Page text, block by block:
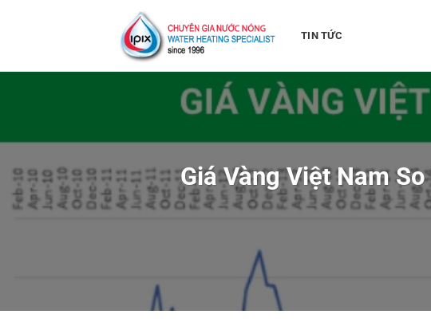
dung
TIN TỨC
Giá Vàng Việt Nam